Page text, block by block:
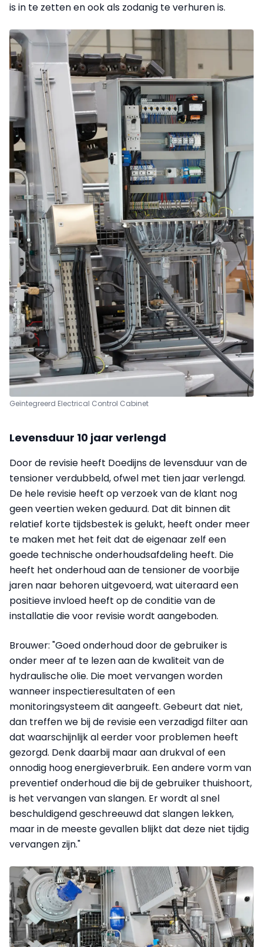
is in te zetten en ook als zodanig te verhuren is.
Geïntegreerd Electrical Control Cabinet
Levensduur 10 jaar verlengd
Door de revisie heeft Doedijns de levensduur van de
tensioner verdubbeld, ofwel met tien jaar verlengd.
De hele revisie heeft op verzoek van de klant nog
geen veertien weken geduurd. Dat dit binnen dit
relatief korte tijdsbestek is gelukt, heeft onder meer
te maken met het feit dat de eigenaar zelf een
goede technische onderhoudsafdeling heeft. Die
heeft het onderhoud aan de tensioner de voorbije
jaren naar behoren uitgevoerd, wat uiteraard een
positieve invloed heeft op de conditie van de
installatie die voor revisie wordt aangeboden.
Brouwer: "Goed onderhoud door de gebruiker is
onder meer af te lezen aan de kwaliteit van de
hydraulische olie. Die moet vervangen worden
wanneer inspectieresultaten of een
monitoringsysteem dit aangeeft. Gebeurt dat niet,
dan treffen we bij de revisie een verzadigd filter aan
dat waarschijnlijk al eerder voor problemen heeft
gezorgd. Denk daarbij maar aan drukval of een
onnodig hoog energieverbruik. Een andere vorm van
preventief onderhoud die bij de gebruiker thuishoort,
is het vervangen van slangen. Er wordt al snel
beschuldigend geschreeuwd dat slangen lekken,
maar in de meeste gevallen blijkt dat deze niet tijdig
vervangen zijn."